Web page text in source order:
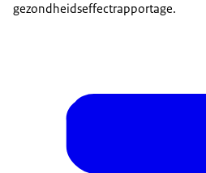
gezondheidseffectrapportage.